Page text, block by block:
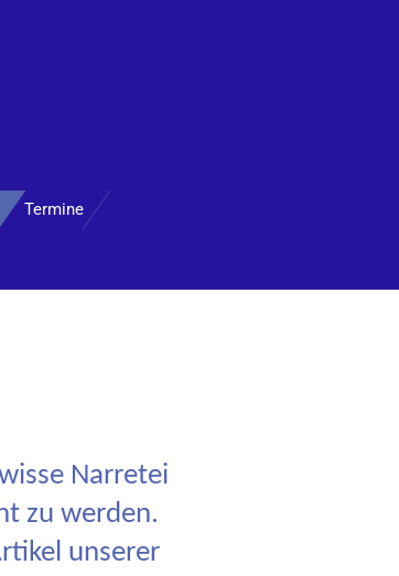
Termine
Narretei
zu werden.
unserer